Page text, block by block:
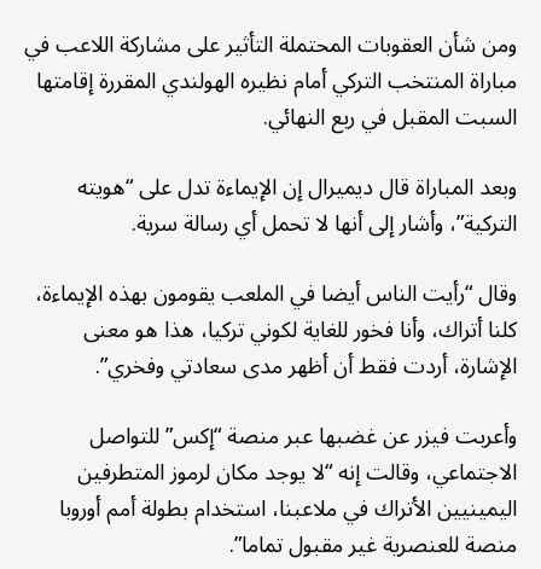
ومن شأن العقوبات المحتملة التأثير على مشاركة اللاعب في
مباراة المنتخب التركي أمام نظيره الهولندي المقررة إقامتها
السبت المقبل في ربع النهائي.
وبعد المباراة قال ديميرال إن الإيماءة تدل على “هويته
التركية”، وأشار إلى أنها لا تحمل أي رسالة سرية.
وقال “رأيت الناس أيضا في الملعب يقومون بهذه الإيماءة،
كلنا أتراك، وأنا فخور للغاية لكوني تركيا، هذا هو معنى
الإشارة، أردت فقط أن أظهر مدى سعادتي وفخري”.
وأعربت فيزر عن غضبها عبر منصة “إكس” للتواصل
الاجتماعي، وقالت إنه “لا يوجد مكان لرموز المتطرفين
اليمينيين الأتراك في ملاعبنا، استخدام بطولة أمم أوروبا
منصة للعنصرية غير مقبول تماما”.